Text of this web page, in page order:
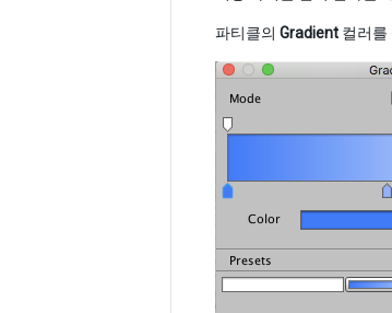
파티클의 Gradient 컬러를